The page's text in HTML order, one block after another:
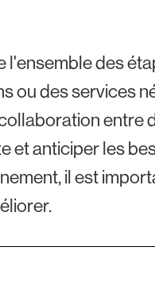
des
ou des services
et anticiper les
il est